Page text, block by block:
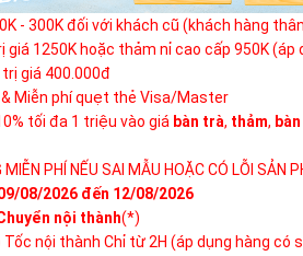
- 300K đối với khách cũ (khách hàng
giá 1250K hoặc thảm nỉ cao cấp 950K (áp
giá 400.000đ
Miễn phí quẹt thẻ Visa/Master
tối đa 1 triệu vào giá bàn trà, thảm,
PHÍ NẾU SAI MẪU HOẶC CÓ LỖI SẢN
08/2026 đến 12/08/2026
nội thành(*)
Tốc nội thành Chỉ từ 2H (áp dụng hàng có